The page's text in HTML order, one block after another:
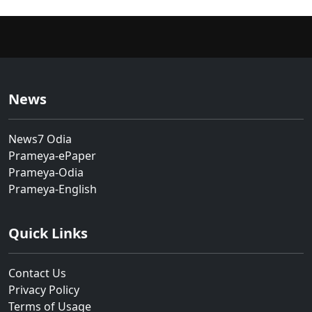
News
News7 Odia
Prameya-ePaper
Prameya-Odia
Prameya-English
Quick Links
Contact Us
Privacy Policy
Terms of Usage